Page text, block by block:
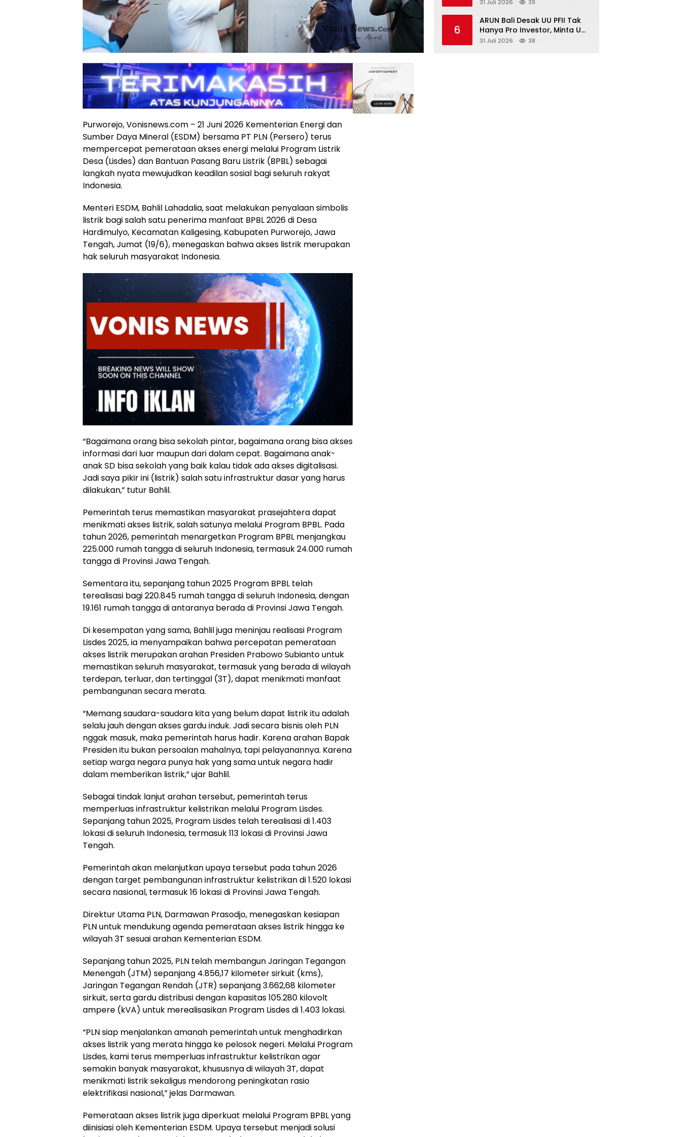
Purworejo, Vonisnews.com – 21 Juni 2026 Kementerian Energi dan
Sumber Daya Mineral (ESDM) bersama PT PLN (Persero) terus
mempercepat pemerataan akses energi melalui Program Listrik
Desa (Lisdes) dan Bantuan Pasang Baru Listrik (BPBL) sebagai
langkah nyata mewujudkan keadilan sosial bagi seluruh rakyat
Indonesia.
Menteri ESDM, Bahlil Lahadalia, saat melakukan penyalaan simbolis
listrik bagi salah satu penerima manfaat BPBL 2026 di Desa
Hardimulyo, Kecamatan Kaligesing, Kabupaten Purworejo, Jawa
Tengah, Jumat (19/6), menegaskan bahwa akses listrik merupakan
hak seluruh masyarakat Indonesia.
“Bagaimana orang bisa sekolah pintar, bagaimana orang bisa akses
informasi dari luar maupun dari dalam cepat. Bagaimana anak-
anak SD bisa sekolah yang baik kalau tidak ada akses digitalisasi.
Jadi saya pikir ini (listrik) salah satu infrastruktur dasar yang harus
dilakukan,” tutur Bahlil.
Pemerintah terus memastikan masyarakat prasejahtera dapat
menikmati akses listrik, salah satunya melalui Program BPBL. Pada
tahun 2026, pemerintah menargetkan Program BPBL menjangkau
225.000 rumah tangga di seluruh Indonesia, termasuk 24.000 rumah
tangga di Provinsi Jawa Tengah.
Sementara itu, sepanjang tahun 2025 Program BPBL telah
terealisasi bagi 220.845 rumah tangga di seluruh Indonesia, dengan
19.161 rumah tangga di antaranya berada di Provinsi Jawa Tengah.
Di kesempatan yang sama, Bahlil juga meninjau realisasi Program
Lisdes 2025, ia menyampaikan bahwa percepatan pemerataan
akses listrik merupakan arahan Presiden Prabowo Subianto untuk
memastikan seluruh masyarakat, termasuk yang berada di wilayah
terdepan, terluar, dan tertinggal (3T), dapat menikmati manfaat
pembangunan secara merata.
“Memang saudara-saudara kita yang belum dapat listrik itu adalah
selalu jauh dengan akses gardu induk. Jadi secara bisnis oleh PLN
nggak masuk, maka pemerintah harus hadir. Karena arahan Bapak
Presiden itu bukan persoalan mahalnya, tapi pelayanannya. Karena
setiap warga negara punya hak yang sama untuk negara hadir
dalam memberikan listrik,” ujar Bahlil.
Sebagai tindak lanjut arahan tersebut, pemerintah terus
memperluas infrastruktur kelistrikan melalui Program Lisdes.
Sepanjang tahun 2025, Program Lisdes telah terealisasi di 1.403
lokasi di seluruh Indonesia, termasuk 113 lokasi di Provinsi Jawa
Tengah.
Pemerintah akan melanjutkan upaya tersebut pada tahun 2026
dengan target pembangunan infrastruktur kelistrikan di 1.520 lokasi
secara nasional, termasuk 16 lokasi di Provinsi Jawa Tengah.
Direktur Utama PLN, Darmawan Prasodjo, menegaskan kesiapan
PLN untuk mendukung agenda pemerataan akses listrik hingga ke
wilayah 3T sesuai arahan Kementerian ESDM.
Sepanjang tahun 2025, PLN telah membangun Jaringan Tegangan
Menengah (JTM) sepanjang 4.856,17 kilometer sirkuit (kms),
Jaringan Tegangan Rendah (JTR) sepanjang 3.662,68 kilometer
sirkuit, serta gardu distribusi dengan kapasitas 105.280 kilovolt
ampere (kVA) untuk merealisasikan Program Lisdes di 1.403 lokasi.
“PLN siap menjalankan amanah pemerintah untuk menghadirkan
akses listrik yang merata hingga ke pelosok negeri. Melalui Program
Lisdes, kami terus memperluas infrastruktur kelistrikan agar
semakin banyak masyarakat, khususnya di wilayah 3T, dapat
menikmati listrik sekaligus mendorong peningkatan rasio
elektrifikasi nasional,” jelas Darmawan.
Pemerataan akses listrik juga diperkuat melalui Program BPBL yang
diinisiasi oleh Kementerian ESDM. Upaya tersebut menjadi solusi
Kondusivitas
31 Juli 2026 39
6
ARUN Bali Desak UU PFII Tak
Hanya Pro Investor, Minta UMP
Kawasan PFII Bertaraf
31 Juli 2026 38